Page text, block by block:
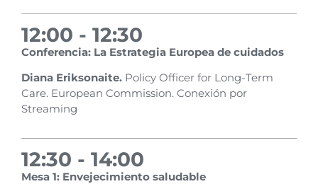
12:00 - 12:30
Conferencia: La Estrategia Europea de cuidados
Diana Eriksonaite. Policy Officer for Long-Term
Care. European Commission. Conexión por
Streaming
12:30 - 14:00
Mesa 1: Envejecimiento saludable